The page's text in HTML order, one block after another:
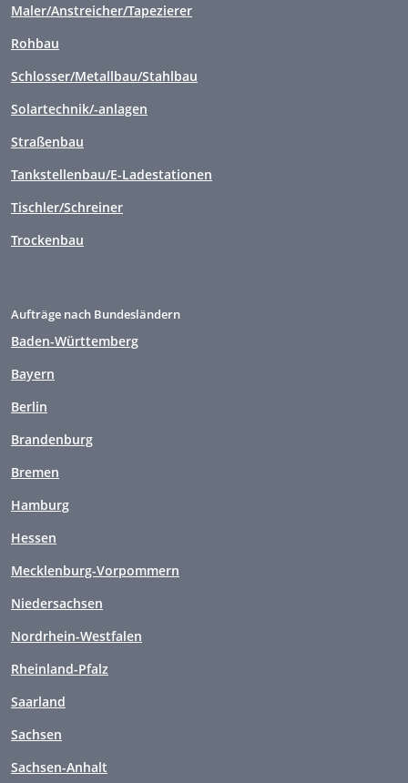
Maler/Anstreicher/Tapezierer
Rohbau
Schlosser/Metallbau/Stahlbau
Solartechnik/-anlagen
Straßenbau
Tankstellenbau/E-Ladestationen
Tischler/Schreiner
Trockenbau
Aufträge nach Bundesländern
Baden-Württemberg
Bayern
Berlin
Brandenburg
Bremen
Hamburg
Hessen
Mecklenburg-Vorpommern
Niedersachsen
Nordrhein-Westfalen
Rheinland-Pfalz
Saarland
Sachsen
Sachsen-Anhalt